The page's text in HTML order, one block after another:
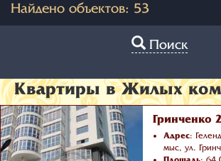
Найдено объектов: 53
Поиск
Квартиры в Жилых
Гринченко
Адрес:
мыс, ул.